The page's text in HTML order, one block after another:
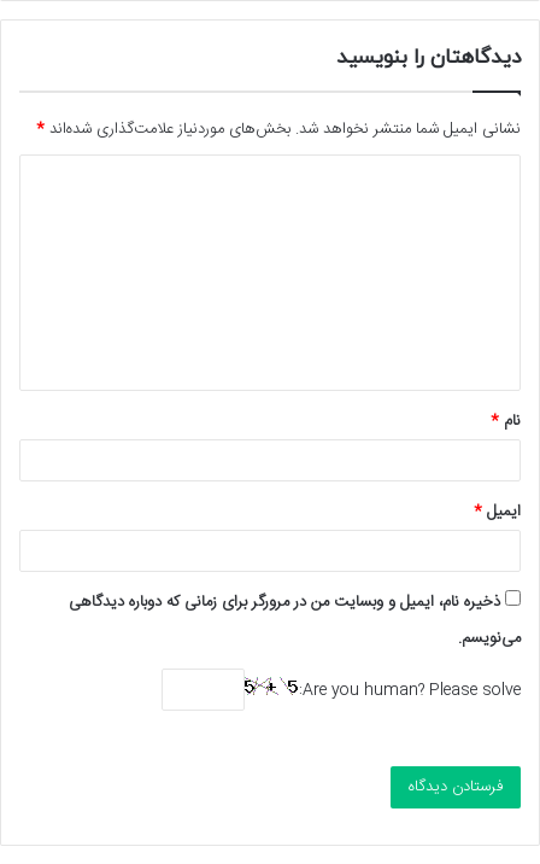
دیدگاهتان را بنویسید
نشانی ایمیل شما منتشر نخواهد شد. بخش‌های موردنیاز علامت‌گذاری شده‌اند*
*
نام *
ایمیل*
ذخیره نام، ایمیل و وبسایت من در مرورگر برای زمانی که دوباره دیدگاهی
می‌نویسم.
Are you human? Please solve: